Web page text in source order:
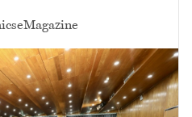
eMagazine